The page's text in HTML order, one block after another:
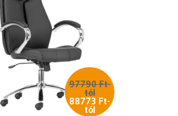
97790 Ft-
tól
88773 Ft-
tól